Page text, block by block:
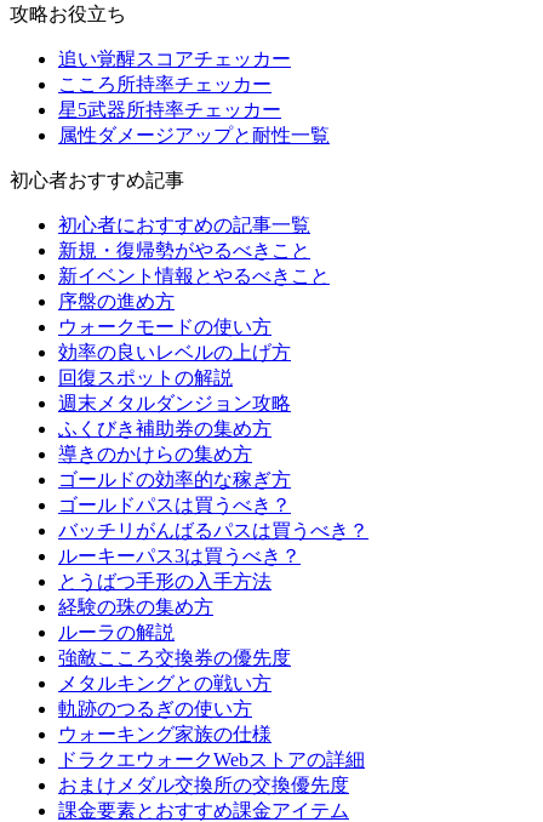
攻略お役立ち
追い覚醒スコアチェッカー
こころ所持率チェッカー
星5武器所持率チェッカー
属性ダメージアップと耐性一覧
初心者おすすめ記事
初心者におすすめの記事一覧
新規・復帰勢がやるべきこと
新イベント情報とやるべきこと
序盤の進め方
ウォークモードの使い方
効率の良いレベルの上げ方
回復スポットの解説
週末メタルダンジョン攻略
ふくびき補助券の集め方
導きのかけらの集め方
ゴールドの効率的な稼ぎ方
ゴールドパスは買うべき？
バッチリがんばるパスは買うべき？
ルーキーパス3は買うべき？
とうばつ手形の入手方法
経験の珠の集め方
ルーラの解説
強敵こころ交換券の優先度
メタルキングとの戦い方
軌跡のつるぎの使い方
ウォーキング家族の仕様
ドラクエウォークWebストアの詳細
おまけメダル交換所の交換優先度
課金要素とおすすめ課金アイテム